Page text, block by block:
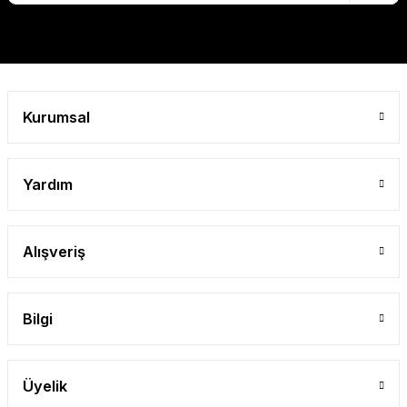
Kurumsal
Yardım
Alışveriş
Bilgi
Üyelik